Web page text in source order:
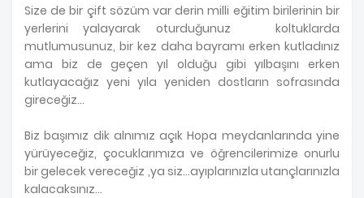
Size de bir çift sözüm var derin milli eğitim birilerinin bir
yerlerini yalayarak oturduğunuz koltuklarda
mutlumusunuz, bir kez daha bayramı erken kutladınız
ama biz de geçen yıl olduğu gibi yılbaşını erken
kutlayacağız yeni yıla yeniden dostların sofrasında
gireceğiz…
Biz başımız dik alnımız açık Hopa meydanlarında yine
yürüyeceğiz, çocuklarımıza ve öğrencilerimize onurlu
bir gelecek vereceğiz ,ya siz…ayıplarınızla utançlarınızla
kalacaksınız…